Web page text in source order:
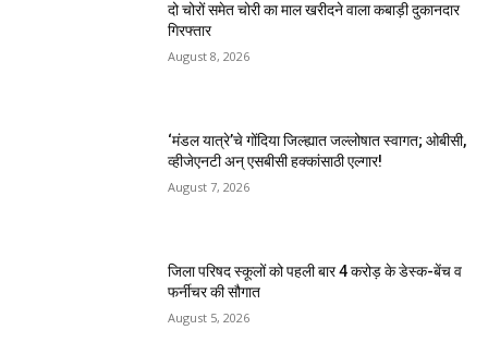
दो चोरों समेत चोरी का माल खरीदने वाला कबाड़ी दुकानदार
गिरफ्तार
August 8, 2026
‘मंडल यात्रे’चे गोंदिया जिल्ह्यात जल्लोषात स्वागत; ओबीसी,
व्हीजेएनटी अन् एसबीसी हक्कांसाठी एल्गार!
August 7, 2026
जिला परिषद स्कूलों को पहली बार 4 करोड़ के डेस्क-बेंच व
फर्नीचर की सौगात
August 5, 2026